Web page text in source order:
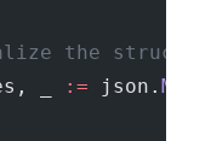
the struct
_
:= json.